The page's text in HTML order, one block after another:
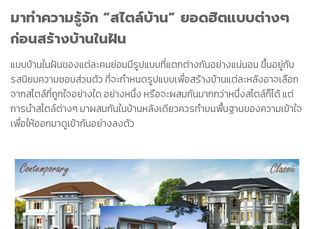
มาทำความรู้จัก “สไตล์บ้าน” ยอดฮิตแบบต่างๆ
ก่อนสร้างบ้านในฝัน
แบบบ้านในฝันของแต่ละคนย่อมมีรูปแบบที่แตกต่างกันอย่างแน่นอน ขึ้นอยู่กับ
รสนิยมความชอบส่วนตัว ที่จะกำหนดรูปแบบเพื่อสร้างบ้านแต่ละหลังอาจเลือก
จากสไตล์ที่ถูกใจอย่างใด อย่างหนึ่ง หรือจะผสมกันมากกว่าหนึ่งสไตล์ก็ได้ แต่
การนำสไตล์ต่างๆ มาผสมกันในบ้านหลังเดียวควรทำบนพื้นฐานของความเข้าใจ
เพื่อให้ออกมาดูเข้ากันอย่างลงตัว